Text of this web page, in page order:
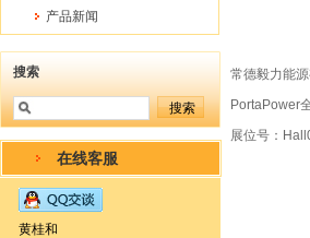
产品新闻
搜索
在线客服
黄桂和
常德毅力能
PortaPower
展位号：